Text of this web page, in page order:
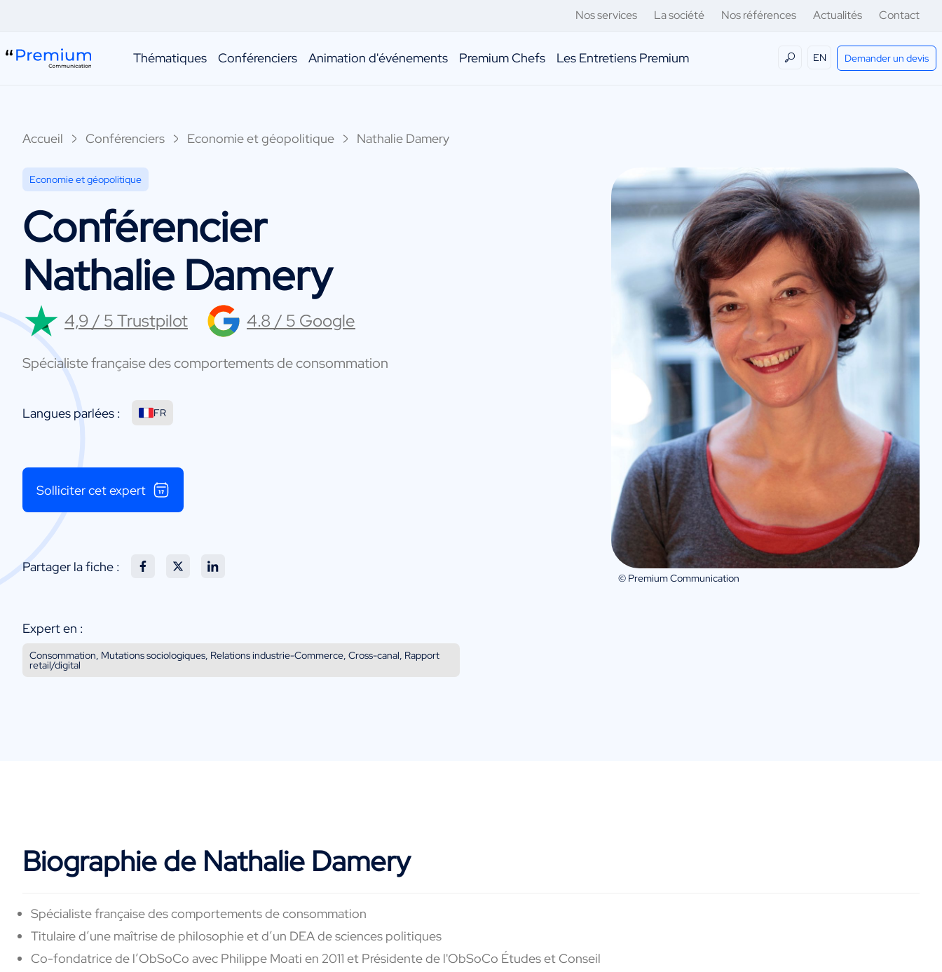
Nos services La société Nos références Actualités Contact
Thématiques Conférenciers Animation d'événements Premium Chefs Les Entretiens Premium EN Demander un devis
Accueil Conférenciers Economie et géopolitique Nathalie Damery
© Premium Communication
Economie et géopolitique
Conférencier
Nathalie Damery
4,9 / 5 Trustpilot 4.8 / 5 Google
Spécialiste française des comportements de consommation
Langues parlées : FR
Solliciter cet expert
Partager la fiche :
Expert en :
Consommation, Mutations sociologiques, Relations industrie-Commerce, Cross-canal, Rapport
retail/digital
Biographie de Nathalie Damery
Spécialistefrançaisedescomportementsdeconsommation
Titulaired’une maîtrise de philosophie et d’un DEA de sciences politiques
Co-fondatricede l’ObSoCo avec Philippe Moati en 2011 et Présidentede l'ObSoCo Études etConseil